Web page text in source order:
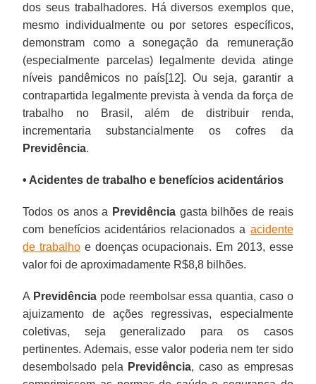
dos seus trabalhadores. Há diversos exemplos que,
mesmo individualmente ou por setores específicos,
demonstram como a sonegação da remuneração
(especialmente parcelas) legalmente devida atinge
níveis pandêmicos no país[12]. Ou seja, garantir a
contrapartida legalmente prevista à venda da força de
trabalho no Brasil, além de distribuir renda,
incrementaria substancialmente os cofres da
Previdência.
• Acidentes de trabalho e benefícios acidentários
Todos os anos a Previdência gasta bilhões de reais
com benefícios acidentários relacionados a acidente
de trabalho e doenças ocupacionais. Em 2013, esse
valor foi de aproximadamente R$8,8 bilhões.
A Previdência pode reembolsar essa quantia, caso o
ajuizamento de ações regressivas, especialmente
coletivas, seja generalizado para os casos
pertinentes. Ademais, esse valor poderia nem ter sido
desembolsado pela Previdência, caso as empresas